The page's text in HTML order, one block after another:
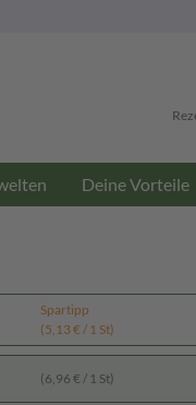
Deine Vorteile
Spartipp
(5,13 € / 1 St)
(6,96 € / 1 St)